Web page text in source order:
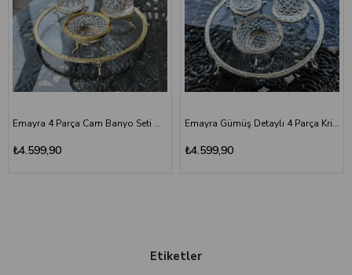
Emayra 4 Parça Cam Banyo Seti Altın
₺4.599,90
Emayra Gümüş Detaylı 4 Parça Kristal Cam Banyo Seti
₺4.599,90
Etiketler